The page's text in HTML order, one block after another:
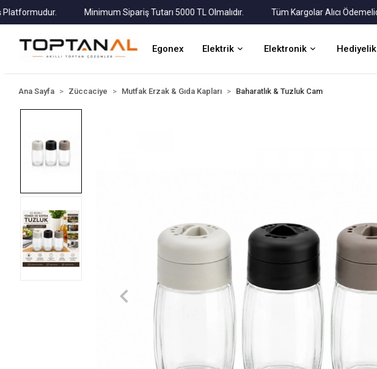
Minimum Sipariş Tutarı 5000 TL Olmalıdır. Tüm Kargolar Alıcı Ödemelidir!
Egonex Elektrik Elektronik Hediyelik
Ana Sayfa Züccaciye Mutfak Erzak & Gıda Kapları Baharatlık & Tuzluk Cam